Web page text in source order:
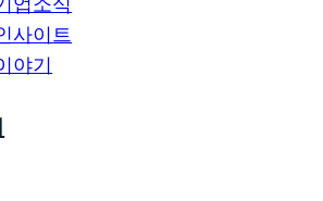
사이트
야기